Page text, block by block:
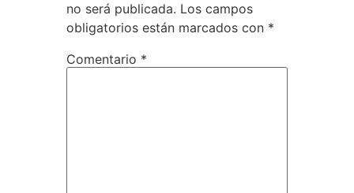
no será publicada. Los campos
obligatorios están marcados con *
Comentario *